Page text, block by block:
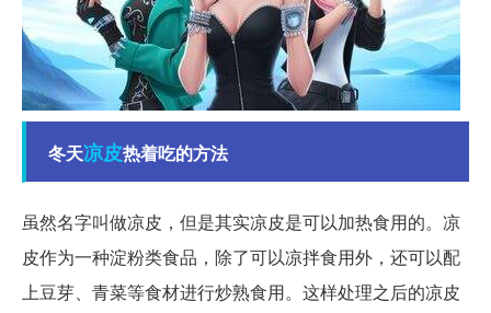
冬天凉皮热着吃的方法
虽然名字叫做凉皮，但是其实凉皮是可以加热食用的。凉
皮作为一种淀粉类食品，除了可以凉拌食用外，还可以配
上豆芽、青菜等食材进行炒熟食用。这样处理之后的凉皮